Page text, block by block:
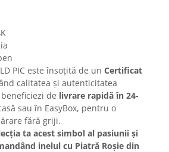
PIC este însoțită de un Certificat
calitatea și autenticitatea
de livrare rapidă în 24-
sau în EasyBox, pentru o
fără griji.​
ta acest simbol al pasiunii și
inelul cu Piatră Roșie din